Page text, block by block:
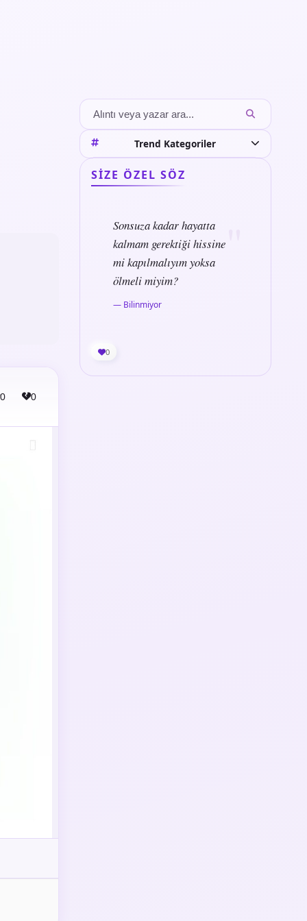
0 0
Trend Kategoriler
SIZE ÖZEL SÖZ
Sonsuza kadar hayatta
kalmam gerektiği hissine
mi kapılmalıyım yoksa
ölmeli miyim?
— Bilinmiyor
0